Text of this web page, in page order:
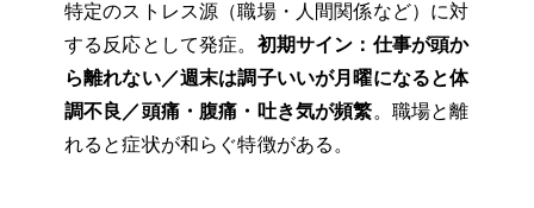
特定のストレス源（職場・人間関係など）に対
する反応として発症。 初期サイン：仕事が頭か
ら離れない／週末は調子いいが月曜になると体
調不良／頭痛・腹痛・吐き気が頻繁。職場と離
れると症状が和らぐ特徴がある。